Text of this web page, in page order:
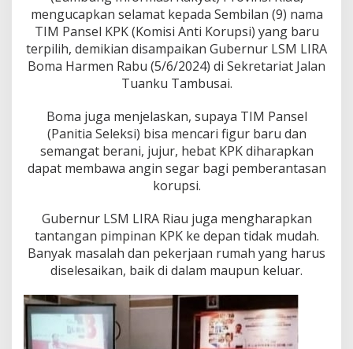
u
k
u
n
g
H
.
J
s
u
i
a
l
P
m
i
n
mengucapkan selamat kepada Sembilan (9) nama
TIM Pansel KPK (Komisi Anti Korupsi) yang baru
terpilih, demikian disampaikan Gubernur LSM LIRA
Boma Harmen Rabu (5/6/2024) di Sekretariat Jalan
Tuanku Tambusai.
Boma juga menjelaskan, supaya TIM Pansel
(Panitia Seleksi) bisa mencari figur baru dan
semangat berani, jujur, hebat KPK diharapkan
dapat membawa angin segar bagi pemberantasan
korupsi.
Gubernur LSM LIRA Riau juga mengharapkan
tantangan pimpinan KPK ke depan tidak mudah.
Banyak masalah dan pekerjaan rumah yang harus
diselesaikan, baik di dalam maupun keluar.